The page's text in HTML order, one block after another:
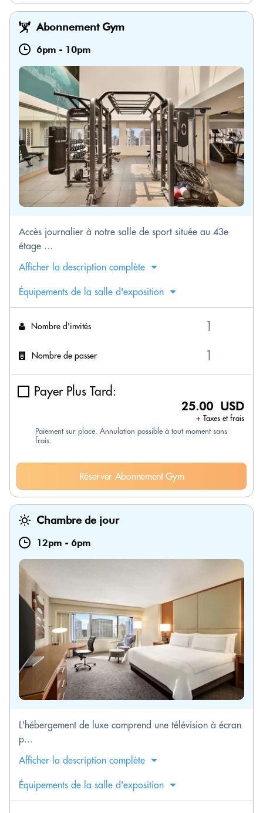
Abonnement Gym
6pm - 10pm
Accès journalier à notre salle de sport située au 43e
étage ...
Afficher la description complète
Équipements de la salle d'exposition
Nombre d'invités
Nombre de passer
Payer Plus Tard:
25.00 USD
+ Taxes et frais
Paiement sur place. Annulation possible à tout moment sans
frais.
Réserver Abonnement Gym
Chambre de jour
12pm - 6pm
L'hébergement de luxe comprend une télévision à écran
p...
Afficher la description complète
Équipements de la salle d'exposition